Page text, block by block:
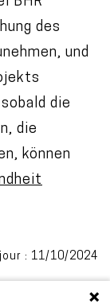
des
und
die
die
können
: 11/10/2024